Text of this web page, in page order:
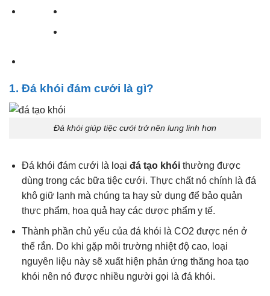
1. Đá khói đám cưới là gì?
Đá khói giúp tiệc cưới trở nên lung linh hơn
Đá khói đám cưới là loại đá tạo khóithường được
dùng trong các bữa tiệc cưới. Thực chất nó chính là đá
khô giữ lạnh mà chúng ta hay sử dụng để bảo quản
thực phẩm, hoa quả hay các dược phẩm y tế.
Thành phần chủ yếu của đá khói là CO2 được nén ở
thể rắn. Do khi gặp môi trường nhiệt độ cao, loại
nguyên liệu này sẽ xuất hiện phản ứng thăng hoa tạo
khói nên nó được nhiều người gọi là đá khói.